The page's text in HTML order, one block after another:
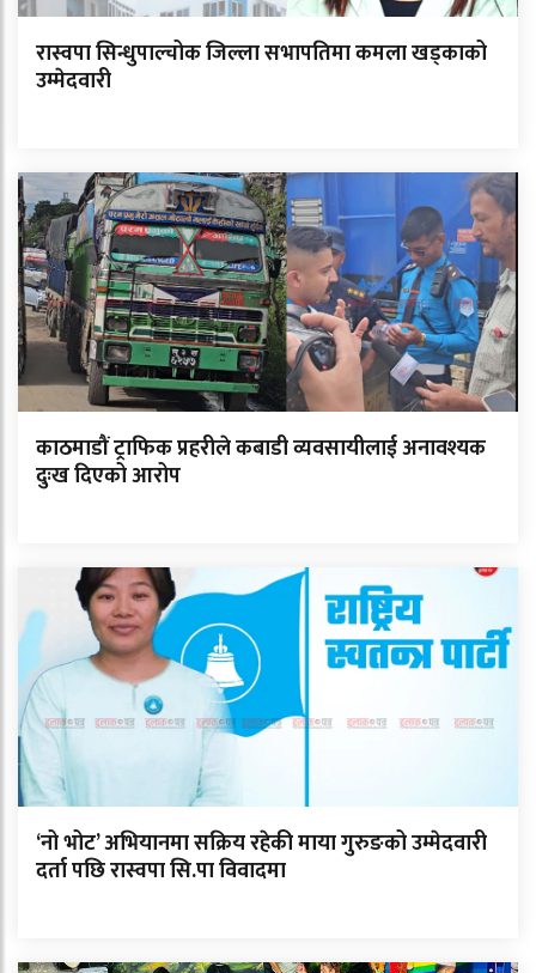
रास्वपा सिन्धुपाल्चोक जिल्ला सभापतिमा कमला खड्काको
उम्मेदवारी
काठमाडौं ट्राफिक प्रहरीले कबाडी व्यवसायीलाई अनावश्यक
दुःख दिएको आरोप
‘नो भोट’ अभियानमा सक्रिय रहेकी माया गुरुङको उम्मेदवारी
दर्ता पछि रास्वपा सि.पा विवादमा